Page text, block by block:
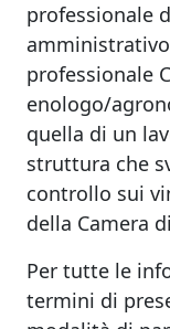
professionale
professionale
enologo/
quella di un
struttura che
controllo sui
della Camera
Per tutte le
termini di